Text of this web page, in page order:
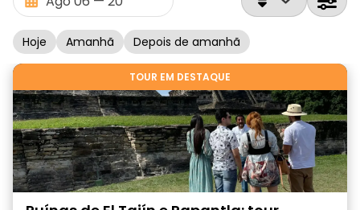
Hoje Amanhã Depois de amanhã
TOUR EM DESTAQUE